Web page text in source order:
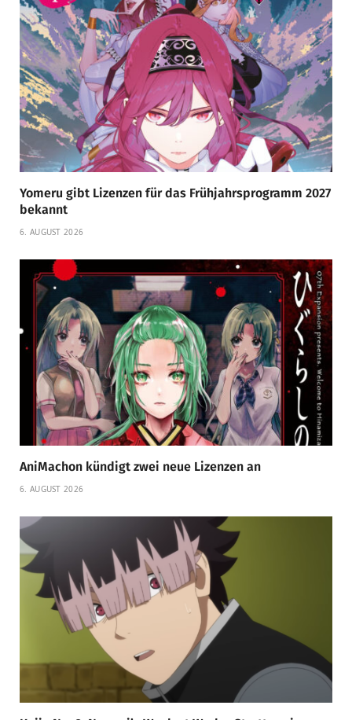
Yomeru gibt Lizenzen für das Frühjahrsprogramm 2027
bekannt
6. AUGUST 2026
AniMachon kündigt zwei neue Lizenzen an
6. AUGUST 2026